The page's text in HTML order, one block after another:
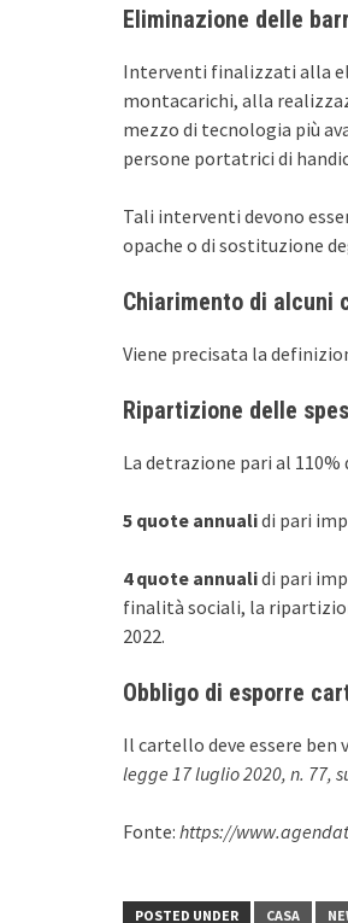
Eliminazione delle
Interventi finalizzati alla
montacarichi, alla
mezzo di tecnologia più
persone portatrici di
Tali interventi devono
opache o di sostituzione
Chiarimento di alcuni
Viene precisata la
Ripartizione delle
La detrazione pari al
5 quote annualidi pari
4 quote annualidi pari
finalità sociali, la
2022.
Obbligo di esporre
Il cartello deve essere
legge 17 luglio 2020, n. 77,
Fonte: https://
POSTED UNDER CASA